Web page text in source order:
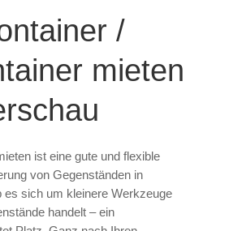
/
mieten
ist eine gute und flexible
von Gegenständen in
sich um kleinere Werkzeuge
handelt – ein